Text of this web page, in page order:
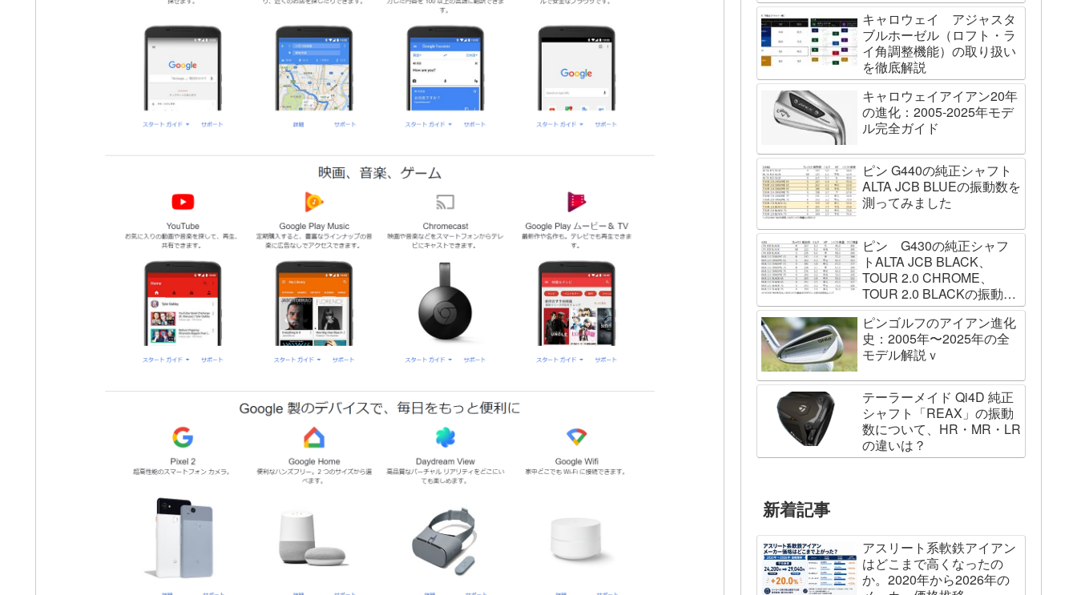
キャロウェイ アジャスタ
ブルホーゼル（ロフト・ラ
イ角調整機能）の取り扱い
を徹底解説
キャロウェイアイアン20年
の進化：2005-2025年モデ
ル完全ガイド
ピン G440の純正シャフト
ALTA JCB BLUEの振動数を
測ってみました
ピン G430の純正シャフ
トALTA JCB BLACK、
TOUR 2.0 CHROME、
TOUR 2.0 BLACKの振動数
を測ってみました
ピンゴルフのアイアン進化
史：2005年〜2025年の全
モデル解説ｖ
テーラーメイド Qi4D 純正
シャフト「REAX」の振動
数について、HR・MR・LR
の違いは？
新着記事
アスリート系軟鉄アイアン
はどこまで高くなったの
か。2020年から2026年の